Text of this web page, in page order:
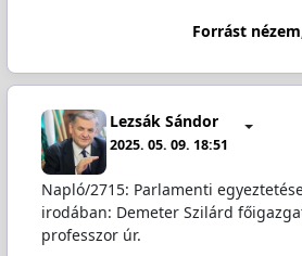
Forrást
Lezsák Sándor
2025. 05. 09. 18:51
Napló/2715: Parlamenti
irodában: Demeter Szilárd
professzor úr.